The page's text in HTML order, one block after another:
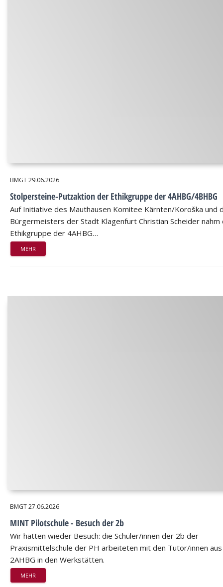
BMGT29.06.2026
Stolpersteine-Putzaktion der Ethikgruppe der 4AHBG/4BHBG
Auf Initiative des Mauthausen Komitee Kärnten/Koroška und
Bürgermeisters der Stadt Klagenfurt Christian Scheider nahm
Ethikgruppe der 4AHBG…
MEHR
BMGT27.06.2026
MINT Pilotschule - Besuch der 2b
Wir hatten wieder Besuch: die Schüler/innen der 2b der
Praxismittelschule der PH arbeiteten mit den Tutor/innen
2AHBG in den Werkstätten.
MEHR